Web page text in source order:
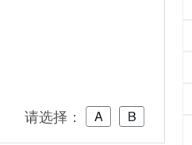
请选择： A B